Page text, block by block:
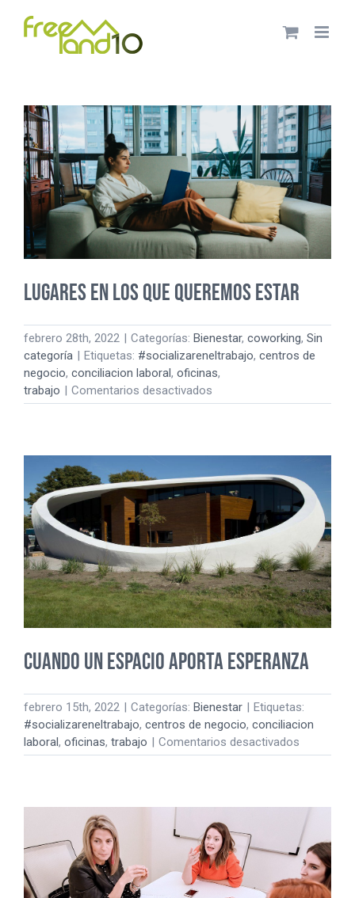
Lugares en los que queremos estar
febrero 28th, 2022 | Categorías: Bienestar, coworking, Sin
categoría | Etiquetas: #socializareneltrabajo, centros de
negocio, conciliacion laboral, oficinas,
trabajo | Comentarios desactivados
Lugares
que
queremos
estar
Cuando un espacio aporta esperanza
febrero 15th, 2022 | Categorías: Bienestar | Etiquetas:
#socializareneltrabajo, centros de negocio, conciliacion
laboral, oficinas, trabajo | Comentarios desactivados
Cuando
aporta
esperanza